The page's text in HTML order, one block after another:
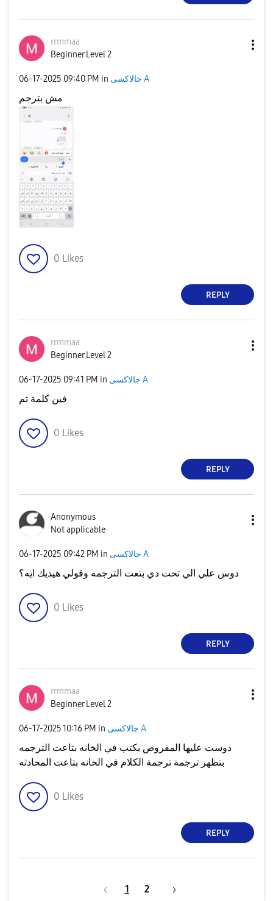
rrmmaa
Beginner Level 2
‎06-17-2025 09:40 PM in جالاكسى A
مش بترجم
0 Likes
REPLY
rrmmaa
Beginner Level 2
‎06-17-2025 09:41 PM in جالاكسى A
فين كلمة تم
0 Likes
REPLY
Anonymous
Not applicable
‎06-17-2025 09:42 PM in جالاكسى A
دوس علي الي تحت دي بتعت الترجمه وقولي هيديك ايه؟
0 Likes
REPLY
rrmmaa
Beginner Level 2
‎06-17-202510:16 PM in جالاكسى A
دوست عليها المفروض بكتب في الخانه بتاعت الترجمه
بتظهر ترجمة ترجمة الكلام في الخانه بتاعت المحادثه
0 Likes
REPLY
1 2